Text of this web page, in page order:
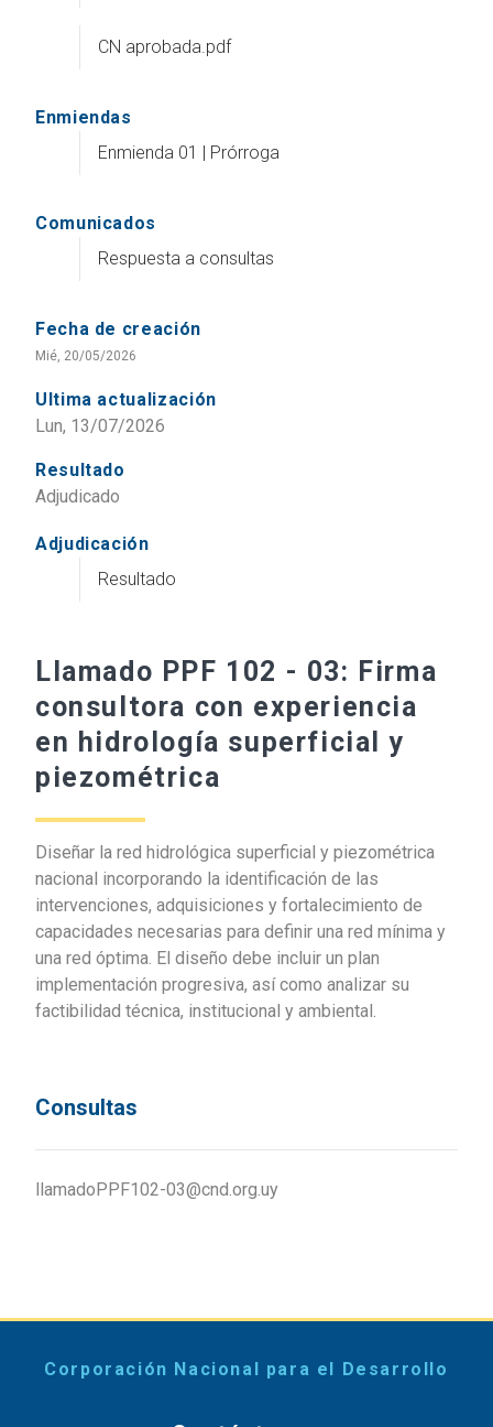
CN aprobada.pdf
Enmiendas
Enmienda 01 | Prórroga
Comunicados
Respuesta a consultas
Fecha de creación
Mié, 20/05/2026
Ultima actualización
Lun, 13/07/2026
Resultado
Adjudicado
Adjudicación
Resultado
Llamado PPF 102 - 03: Firma
consultora con experiencia
en hidrología superficial y
piezométrica
Diseñar la red hidrológica superficial y piezométrica
nacional incorporando la identificación de las
intervenciones, adquisiciones y fortalecimiento de
capacidades necesarias para definir una red mínima y
una red óptima. El diseño debe incluir un plan
implementación progresiva, así como analizar su
factibilidad técnica, institucional y ambiental.
Consultas
llamadoPPF102-03@cnd.org.uy
Corporación Nacional para el Desarrollo